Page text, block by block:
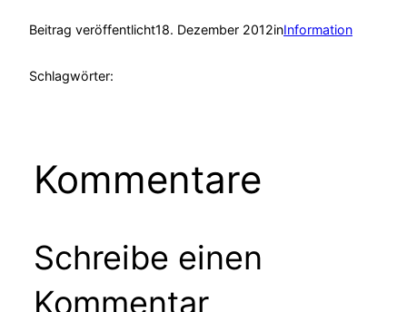
Beitrag veröffentlicht18. Dezember 2012inInformation
Schlagwörter:
Kommentare
Schreibe einen
Kommentar